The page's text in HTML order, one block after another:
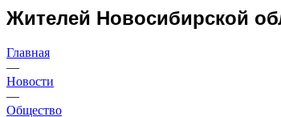
Жителей Новосибирской
Главная
—
Новости
—
Общество